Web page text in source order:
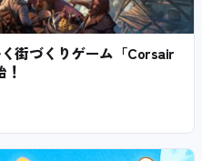
街づくりゲーム「Corsair